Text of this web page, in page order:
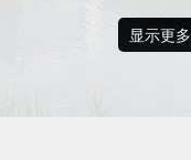
显示更多